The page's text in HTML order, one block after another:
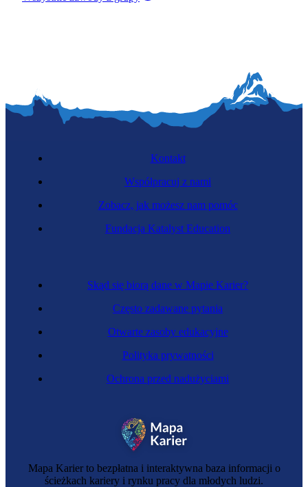
Mapa Karier to bezpłatna i interaktywna baza informacji o
ścieżkach kariery i rynku pracy dla młodych ludzi.
Skąd się biorą dane w Mapie Karier?
Często zadawane pytania
Otwarte zasoby edukacyjne
Polityka prywatności
Ochrona przed nadużyciami
Kontakt
Współpracuj z nami
Zobacz, jak możesz nam pomóc
Fundacja Katalyst Education